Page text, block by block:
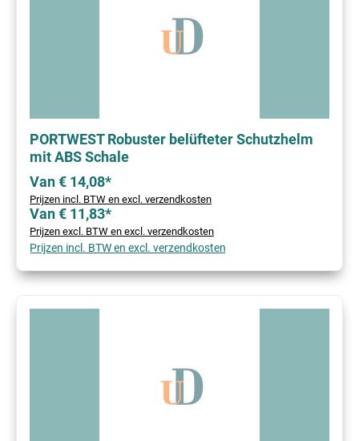
PORTWEST Robuster belüfteter Schutzhelm
mit ABS Schale
Van € 14,08*
Prijzen incl. BTW en excl. verzendkosten
Van € 11,83*
Prijzen excl. BTW en excl. verzendkosten
Prijzen incl. BTW en excl. verzendkosten